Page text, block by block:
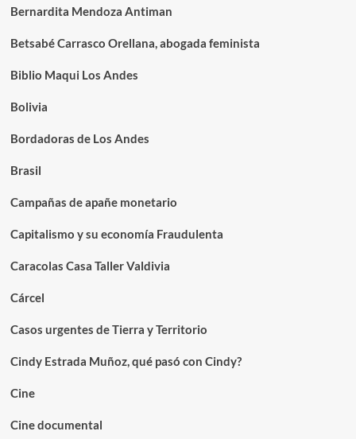
Bernardita Mendoza Antiman
Betsabé Carrasco Orellana, abogada feminista
Biblio Maqui Los Andes
Bolivia
Bordadoras de Los Andes
Brasil
Campañas de apañe monetario
Capitalismo y su economía Fraudulenta
Caracolas Casa Taller Valdivia
Cárcel
Casos urgentes de Tierra y Territorio
Cindy Estrada Muñoz, qué pasó con Cindy?
Cine
Cine documental